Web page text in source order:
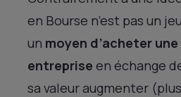
en Bourse n’est pas un
un moyen d’acheter
entreprise en échange
sa valeur augmenter